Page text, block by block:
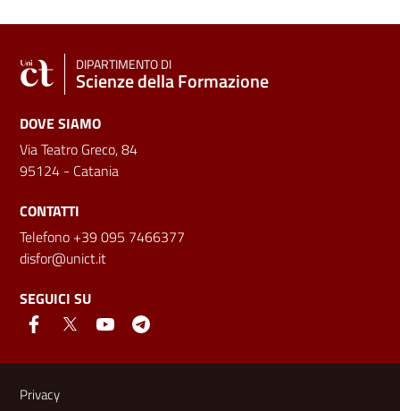
DIPARTIMENTO DI
Scienze della Formazione
DOVE SIAMO
Via Teatro Greco, 84
95124 - Catania
CONTATTI
Telefono +39 095 7466377
disfor@unict.it
SEGUICI SU
Link e informazioni utili
Privacy